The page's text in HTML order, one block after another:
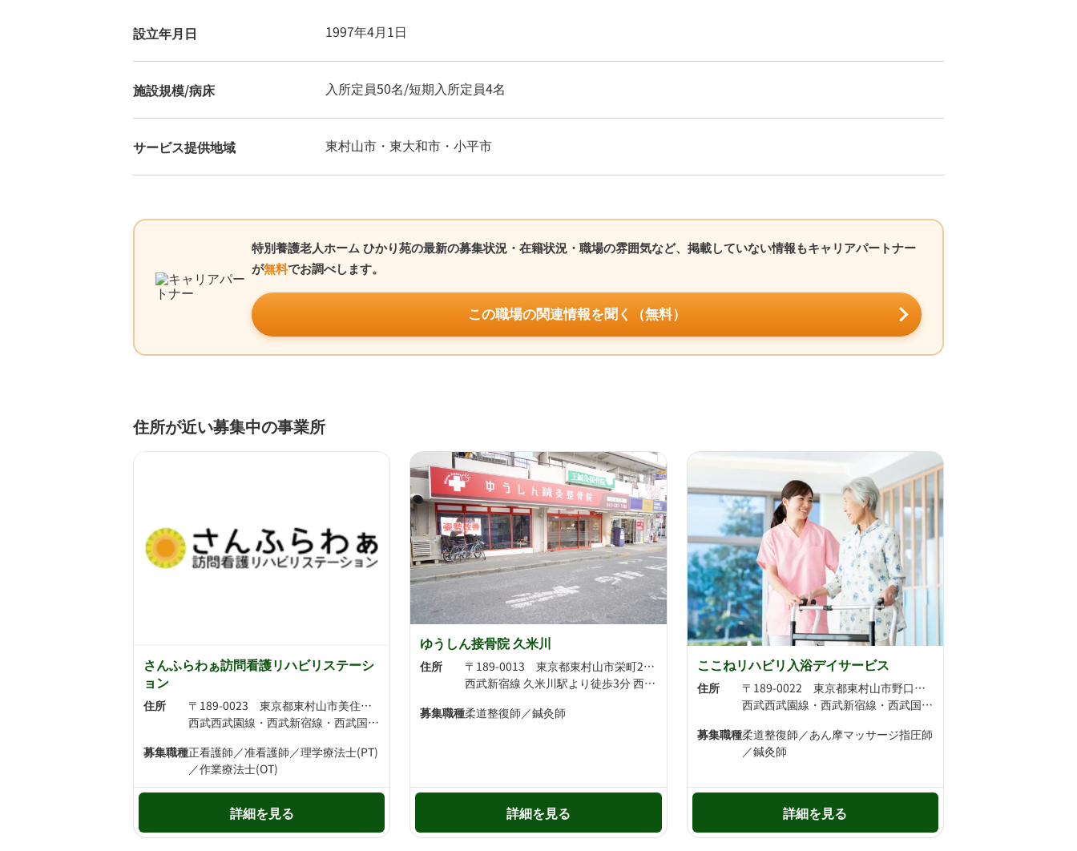
設立年月日 1997年4月1日
施設規模/病床 入所定員50名/短期入所定員4名
サービス提供地域 東村山市・東大和市・小平市
特別養護老人ホーム ひかり苑の最新の募集状況・在籍状況・職場の雰囲気など、掲載していない情報もキャリアパートナー
が無料でお調べします。
この職場の関連情報を聞く（無料）
住所が近い募集中の事業所
さんふらわぁ訪問看護リハビリステーシ
ョン
住所
〒189-0023 東京都東村山市美住町2-3-13
西武西武園線・西武新宿線・西武国分寺線 東村山駅より徒歩9分 西武新宿線 久米川駅より徒歩10分
募集職種正看護師／准看護師／理学療法士(PT)
／作業療法士(OT)
詳細を見る
ゆうしん接骨院 久米川
住所
〒189-0013 東京都東村山市栄町2-5-10
西武新宿線 久米川駅より徒歩3分 西武多摩湖線 八坂駅より徒歩9分
募集職種柔道整復師／鍼灸師
詳細を見る
ここねリハビリ入浴デイサービス
住所
〒189-0022 東京都東村山市野口町2丁目13番地78 ハシバハイツ1F
西武西武園線・西武新宿線・西武国分寺線 東村山駅より徒歩5分 西武新宿線 久米川駅より徒歩16分
募集職種柔道整復師／あん摩マッサージ指圧師
／鍼灸師
詳細を見る